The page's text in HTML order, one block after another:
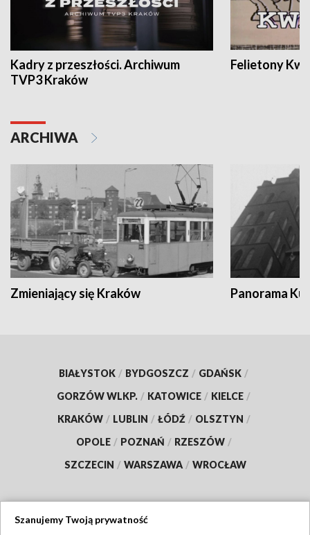
Kadry z przeszłości. Archiwum
TVP3 Kraków
Felietony
ARCHIWA
Zmieniający się Kraków Panorama
BIAŁYSTOK / BYDGOSZCZ / GDAŃSK /
GORZÓW WLKP. / KATOWICE / KIELCE /
KRAKÓW / LUBLIN / ŁÓDŹ / OLSZTYN /
OPOLE / POZNAŃ / RZESZÓW /
SZCZECIN / WARSZAWA / WROCŁAW
Szanujemy Twoją prywatność